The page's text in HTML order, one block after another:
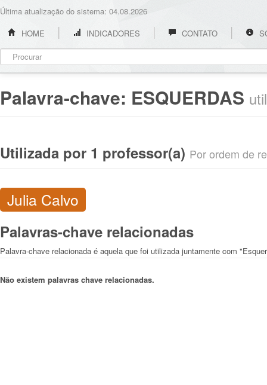
Última atualização do sistema: 04.08.2026
HOME
INDICADORES CONTATO
Palavra-chave: ESQUERDAS
Utilizada por 1 professor(a) Por ordem de
Julia Calvo
Palavras-chave relacionadas
Palavra-chave relacionada é aquela que foi utilizada juntamente com
Não existem palavras chave relacionadas.